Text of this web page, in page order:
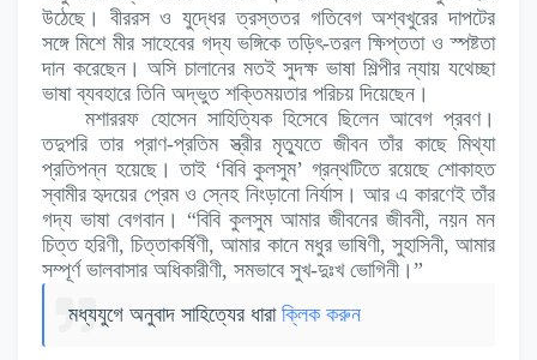
উঠেছে। বীররস ও যুদ্ধের ত্রস্ততর গতিবেগ অশ্বখুরের দাপটের
সঙ্গে মিশে মীর সাহেবের গদ্য ভঙ্গিকে তড়িৎ-তরল ক্ষিপ্ততা ও স্পষ্টতা
দান করেছেন। অসি চালানের মতই সুদক্ষ ভাষা শিল্পীর ন্যায় যথেচ্ছা
ভাষা ব্যবহারে তিনি অদ্ভুত শক্তিময়তার পরিচয় দিয়েছেন।
মশাররফ হোসেন সাহিত্যিক হিসেবে ছিলেন আবেগ প্রবণ।
তদুপরি তার প্রাণ-প্রতিম স্ত্রীর মৃত্যুতে জীবন তাঁর কাছে মিথ্যা
প্রতিপন্ন হয়েছে। তাই ‘বিবি কুলসুম’ গ্রন্থটিতে রয়েছে শোকাহত
স্বামীর হৃদয়ের প্রেম ও স্নেহ নিংড়ানো নির্যাস। আর এ কারণেই তাঁর
গদ্য ভাষা বেগবান। “বিবি কুলসুম আমার জীবনের জীবনী, নয়ন মন
চিত্ত হরিণী, চিত্তাকর্ষিণী, আমার কানে মধুর ভাষিণী, সুহাসিনী, আমার
সম্পূর্ণ ভালবাসার অধিকারীণী, সমভাবে সুখ-দুঃখ ভোগিনী।”
মধ্যযুগে অনুবাদ সাহিত্যের ধারা ক্লিক করুন